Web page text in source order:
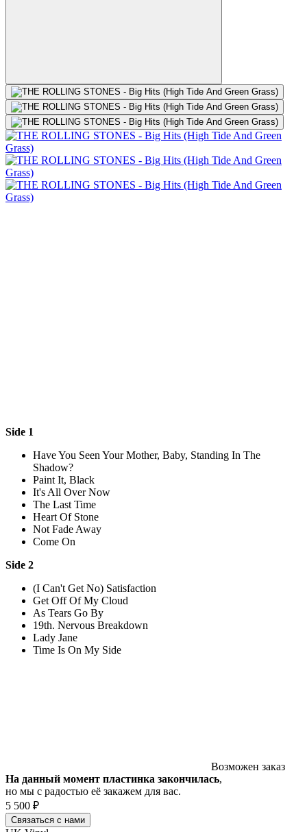
Side 1
Have You Seen Your Mother, Baby, Standing In The
Shadow?
Paint It, Black
It's All Over Now
The Last Time
Heart Of Stone
Not Fade Away
Come On
Side 2
(I Can't Get No) Satisfaction
Get Off Of My Cloud
As Tears Go By
19th. Nervous Breakdown
Lady Jane
Time Is On My Side
Возможен заказ
На данный момент пластинка закончилась,
но мы с радостью её закажем для вас.
5 500 ₽
Связаться с нами